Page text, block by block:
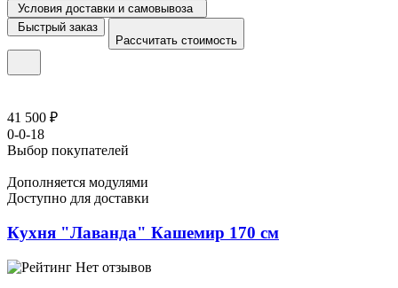
Условия доставки и самовывоза
Быстрый заказ
Рассчитать стоимость
41 500 ₽
0-0-18
Выбор покупателей
Дополняется модулями
Доступно для доставки
Кухня "Лаванда" Кашемир 170 см
Нет отзывов